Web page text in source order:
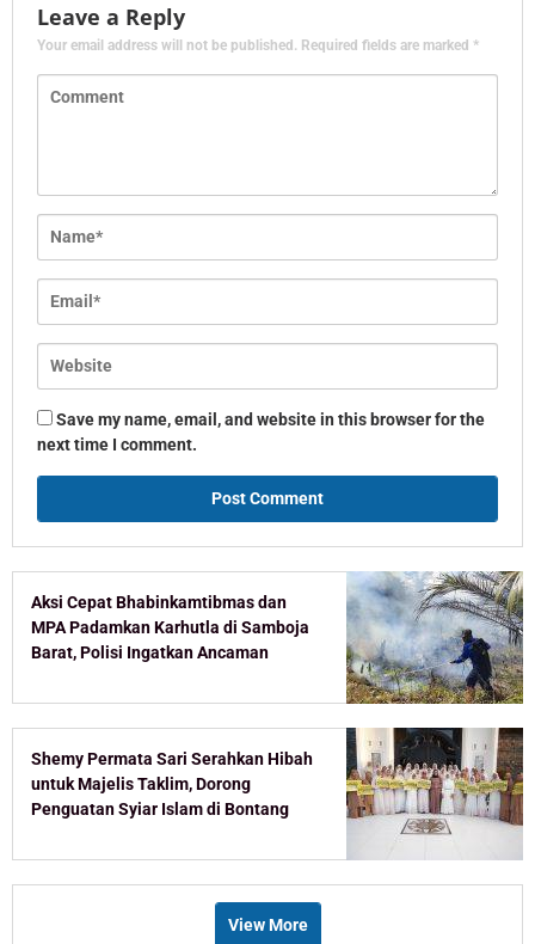
Leave a Reply
Your email address will not be published. Required fields are marked *
Save my name, email, and website in this browser for the
next time I comment.
Aksi Cepat Bhabinkamtibmas dan
MPA Padamkan Karhutla di Samboja
Barat, Polisi Ingatkan Ancaman
Shemy Permata Sari Serahkan Hibah
untuk Majelis Taklim, Dorong
Penguatan Syiar Islam di Bontang
View More